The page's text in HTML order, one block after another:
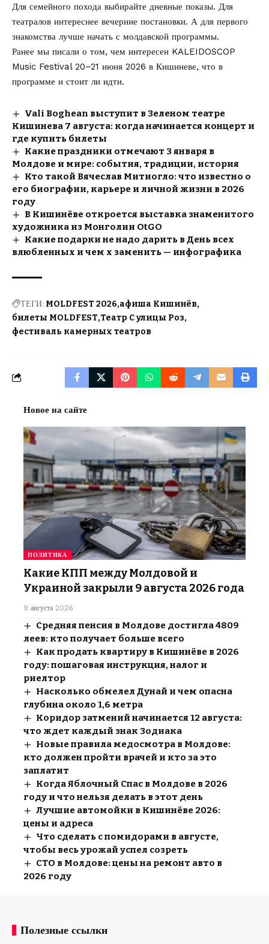
Для семейного похода выбирайте дневные показы. Для
театралов интереснее вечерние постановки. А для первого
знакомства лучше начать с молдавской программы.
Ранее мы писали о том, чем интересен KALEIDOSCOP
Music Festival 20–21 июня 2026 в Кишиневе, что в
программе и стоит ли идти.
Vali Boghean выступит в Зеленом театре
Кишинева 7 августа: когда начинается концерт и
где купить билеты
Какие праздники отмечают 3 января в
Молдове и мире: события, традиции, история
Кто такой Вячеслав Митиогло: что известно о
его биографии, карьере и личной жизни в 2026
году
В Кишинёве откроется выставка знаменитого
художника из Монголии OtGO
Какие подарки не надо дарить в День всех
влюбленных и чем х заменить — инфографика
ТЕГИ: MOLDFEST 2026 афиша Кишинёв
билеты MOLDFEST Театр С улицы Роз
фестиваль камерных театров
Новое на сайте
ПОЛИТИКА
Какие КПП между Молдовой и
Украиной закрыли 9 августа 2026 года
9 августа 2026
Средняя пенсия в Молдове достигла 4809
леев: кто получает больше всего
Как продать квартиру в Кишинёве в 2026
году: пошаговая инструкция, налог и
риелтор
Насколько обмелел Дунай и чем опасна
глубина около 1,6 метра
Коридор затмений начинается 12 августа:
что ждет каждый знак Зодиака
Новые правила медосмотра в Молдове:
кто должен пройти врачей и кто за это
заплатит
Когда Яблочный Спас в Молдове в 2026
году и что нельзя делать в этот день
Лучшие автомойки в Кишинёве 2026:
цены и адреса
Что сделать с помидорами в августе,
чтобы весь урожай успел созреть
СТО в Молдове: цены на ремонт авто в
2026 году
Полезные ссылки